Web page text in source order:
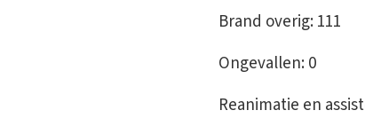
Brand overig: 111
Ongevallen: 0
Reanimatie en